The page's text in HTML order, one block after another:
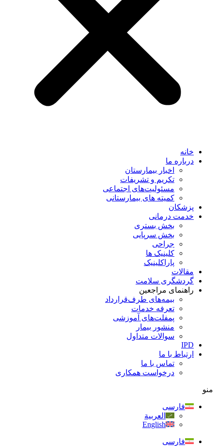
خانه
درباره ما
اخبار بیمارستان
تکریم و تشریفات
مسئولیت‌های اجتماعی
کمیته های بیمارستانی
پزشکان
خدمت درمانی
بخش بستری
بخش سرپایی
جراحی
کلینیک ها
پاراکلینیک
مقالات
گردشگری سلامت
راهنمای مراجعین
بیمه‌های طرف‌قرارداد
تعرفه خدمات
پمفلت‌های آموزشی
منشور بیمار
سوالات متداول
IPD
ارتباط با ما
تماس با ما
درخواست همکاری
منو
فارسی
العربية
English
فارسی